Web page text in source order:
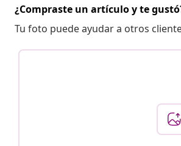
¿Compraste un artículo y te
Tu foto puede ayudar a otros